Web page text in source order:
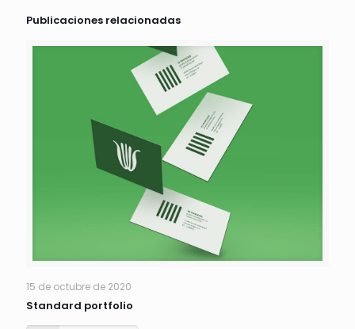
Publicaciones relacionadas
15 de octubre de 2020
Standard portfolio